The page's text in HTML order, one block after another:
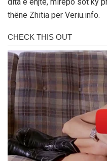
thënë Zhitia për Veriu.info.